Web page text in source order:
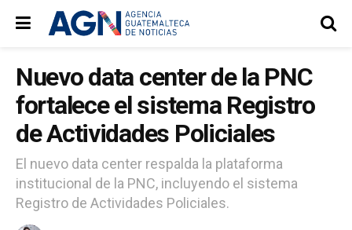
Nuevo data center de la PNC
fortalece el sistema Registro
de Actividades Policiales
El nuevo data center respalda la plataforma
institucional de la PNC, incluyendo el sistema
Registro de Actividades Policiales.